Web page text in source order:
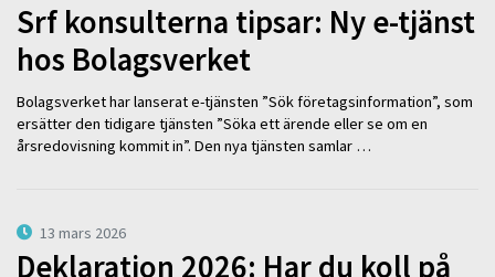
Srf konsulterna tipsar: Ny e-tjänst
hos Bolagsverket
Bolagsverket har lanserat e-tjänsten ”Sök företagsinformation”, som
ersätter den tidigare tjänsten ”Söka ett ärende eller se om en
årsredovisning kommit in”. Den nya tjänsten samlar …
13 mars 2026
Deklaration 2026: Har du koll på